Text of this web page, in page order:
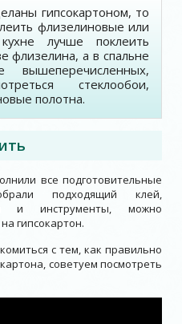
гипсокартоном, то
флизелиновые или
лучше поклеить
флизелина, а в спальне
стеклообои,
полотна.
все подготовительные
подходящий клей,
и инструменты, можно
гипсокартон.
с тем, как правильно
советуем посмотреть